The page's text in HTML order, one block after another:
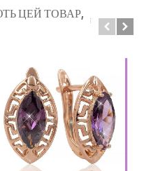
ЦЕЙ ТОВАР,